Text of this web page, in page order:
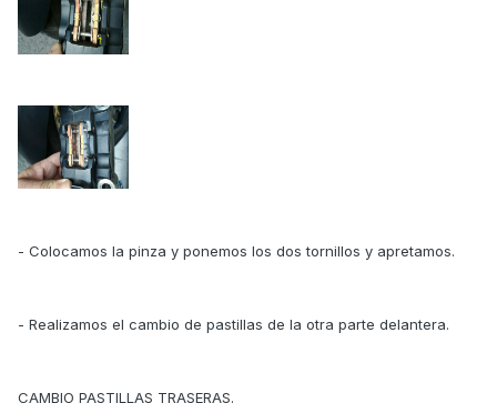
- Colocamos la pinza y ponemos los dos tornillos y apretamos.
- Realizamos el cambio de pastillas de la otra parte delantera.
CAMBIO PASTILLAS TRASERAS.